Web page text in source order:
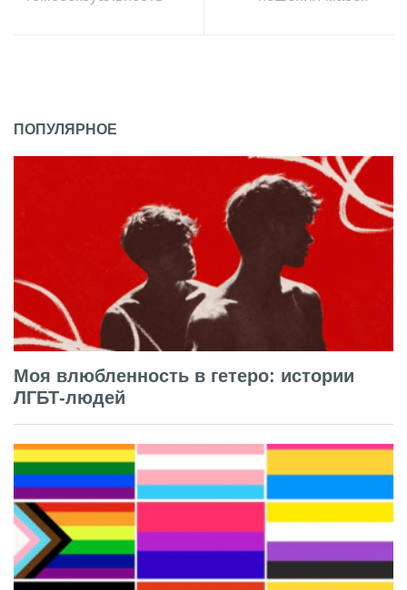
ПОПУЛЯРНОЕ
Моя влюбленность в гетеро: истории
ЛГБТ-людей